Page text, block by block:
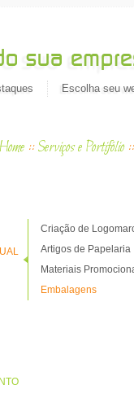
Escolha seu
Home ::Serviços e Portifólio ::
Criação de
Artigos de Papelaria
Materiais
Embalagens